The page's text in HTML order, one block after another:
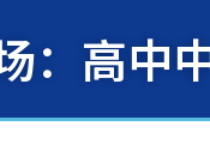
：高中